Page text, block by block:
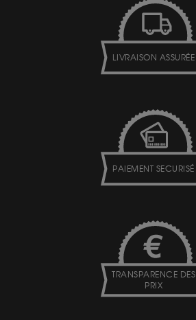
LIVRAISON ASSURÉE
PAIEMENT SECURISÉ
TRANSPARENCE DES
PRIX